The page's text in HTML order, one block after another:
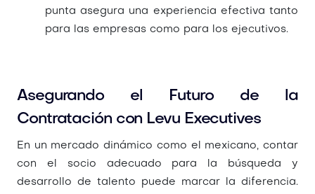
punta asegura una experiencia efectiva tanto
para las empresas como para los ejecutivos.
Asegurando el Futuro de la
Contratación con Levu Executives
En un mercado dinámico como el mexicano, contar
con el socio adecuado para la búsqueda y
desarrollo de talento puede marcar la diferencia.